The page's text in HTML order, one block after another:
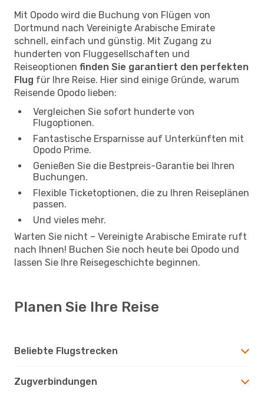
Mit Opodo wird die Buchung von Flügen von
Dortmund nach Vereinigte Arabische Emirate
schnell, einfach und günstig. Mit Zugang zu
hunderten von Fluggesellschaften und
Reiseoptionen finden Sie garantiert den perfekten
Flug für Ihre Reise. Hier sind einige Gründe, warum
Reisende Opodo lieben:
Vergleichen Sie sofort hunderte von
Flugoptionen.
Fantastische Ersparnisse auf Unterkünften mit
Opodo Prime.
Genießen Sie die Bestpreis-Garantie bei Ihren
Buchungen.
Flexible Ticketoptionen, die zu Ihren Reiseplänen
passen.
Und vieles mehr.
Warten Sie nicht – Vereinigte Arabische Emirate ruft
nach Ihnen! Buchen Sie noch heute bei Opodo und
lassen Sie Ihre Reisegeschichte beginnen.
Planen Sie Ihre Reise
Beliebte Flugstrecken
Zugverbindungen